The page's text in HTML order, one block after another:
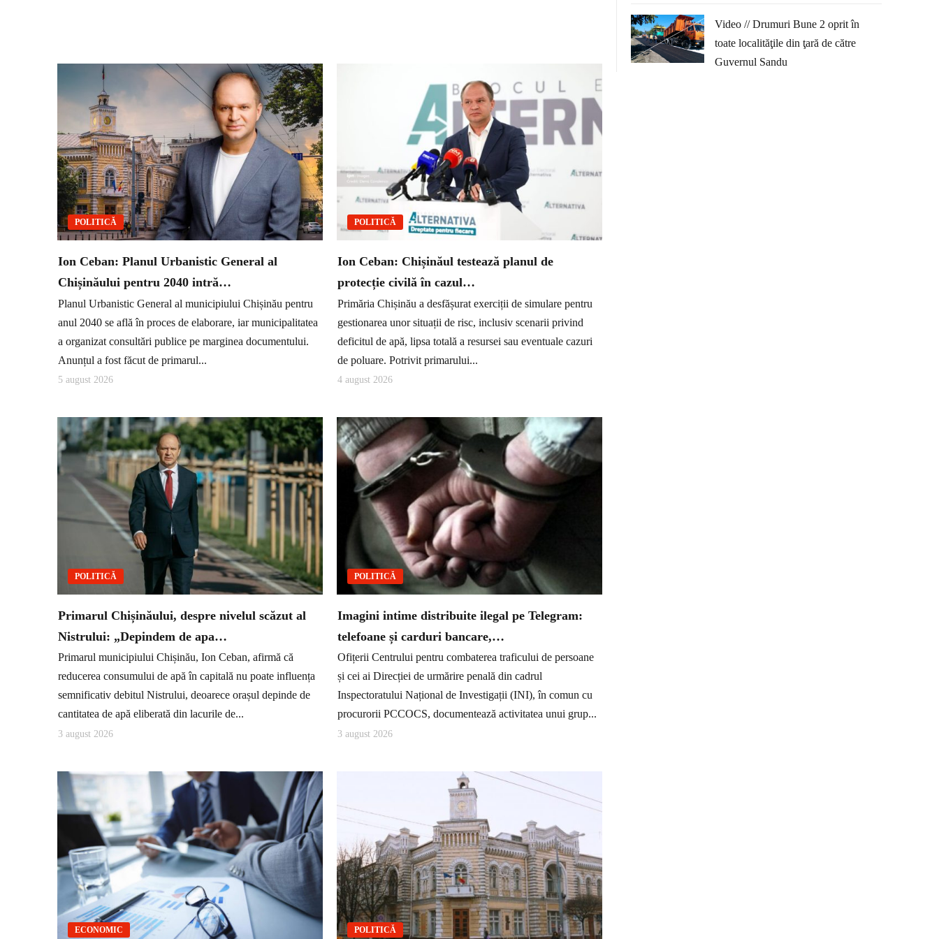
POLITICĂ
Ion Ceban: Planul Urbanistic General al
Chișinăului pentru 2040 intră…
Planul Urbanistic General al municipiului Chișinău pentru
anul 2040 se află în proces de elaborare, iar municipalitatea
a organizat consultări publice pe marginea documentului.
Anunțul a fost făcut de primarul...
5 august 2026
POLITICĂ
Ion Ceban: Chișinăul testează planul de
protecție civilă în cazul…
Primăria Chișinău a desfășurat exerciții de simulare pentru
gestionarea unor situații de risc, inclusiv scenarii privind
deficitul de apă, lipsa totală a resursei sau eventuale cazuri
de poluare. Potrivit primarului...
4 august 2026
POLITICĂ
Primarul Chișinăului, despre nivelul scăzut al
Nistrului: „Depindem de apa…
Primarul municipiului Chișinău, Ion Ceban, afirmă că
reducerea consumului de apă în capitală nu poate influența
semnificativ debitul Nistrului, deoarece orașul depinde de
cantitatea de apă eliberată din lacurile de...
3 august 2026
POLITICĂ
Imagini intime distribuite ilegal pe Telegram:
telefoane și carduri bancare,…
Ofițerii Centrului pentru combaterea traficului de persoane
și cei ai Direcției de urmărire penală din cadrul
Inspectoratului Național de Investigații (INI), în comun cu
procurorii PCCOCS, documentează activitatea unui grup...
3 august 2026
ECONOMIC POLITICĂ
Video // Drumuri Bune 2 oprit în
toate localităţile din ţară de către
Guvernul Sandu